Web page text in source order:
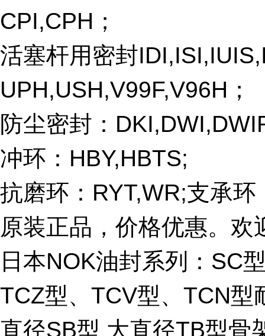
CPI,CPH；
活塞杆用密封
UPH,USH,V99F,V96H；
防尘密封：
冲环：HBY,HBTS;
抗磨环：RYT,WR;支承
原装正品，价格优惠。欢
日本NOK油封系列：SC
TCZ型、TCV型、TCN型
直径SB型 大直径TB型骨